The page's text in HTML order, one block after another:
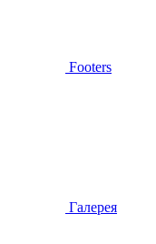
Footers
Галерея